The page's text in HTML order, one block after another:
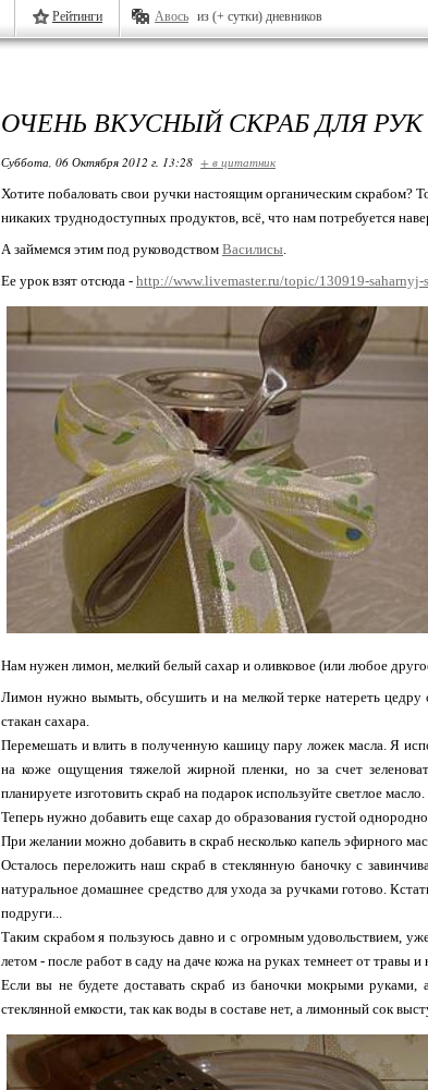
Рейтинги Авось из (+ сутки) дневников
ОЧЕНЬ ВКУСНЫЙ СКРАБ ДЛЯ
Суббота, 06 Октября 2012 г. 13:28 + в цитатник
Хотите побаловать свои ручки настоящим органическим скрабом?
никаких труднодоступных продуктов, всё, что нам потребуется
А займемся этим под руководством Василисы.
Ее урок взят отсюда - http://www.livemaster.ru/topic/130919-saharnyj-
Нам нужен лимон, мелкий белый сахар и оливковое (или любое
Лимон нужно вымыть, обсушить и на мелкой терке натереть
стакан сахара.
Перемешать и влить в полученную кашицу пару ложек масла. Я
на коже ощущения тяжелой жирной пленки, но за счет
планируете изготовить скраб на подарок используйте светлое масло.
Теперь нужно добавить еще сахар до образования густой
При желании можно добавить в скраб несколько капель эфирного
Осталось переложить наш скраб в стеклянную баночку с
натуральное домашнее средство для ухода за ручками готово.
подруги...
Таким скрабом я пользуюсь давно и с огромным удовольствием,
летом - после работ в саду на даче кожа на руках темнеет от травы
Если вы не будете доставать скраб из баночки мокрыми руками,
стеклянной емкости, так как воды в составе нет, а лимонный сок